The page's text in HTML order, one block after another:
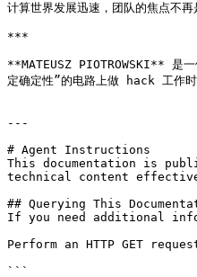
计算世界发展迅速，团队的焦点不
***
**MATEUSZ PIOTROWSKI** 是
定确定性”的电路上做 hack 工作时
---
# Agent Instructions
This documentation is
technical content
## Querying This
If you need additional
Perform an HTTP GET
```